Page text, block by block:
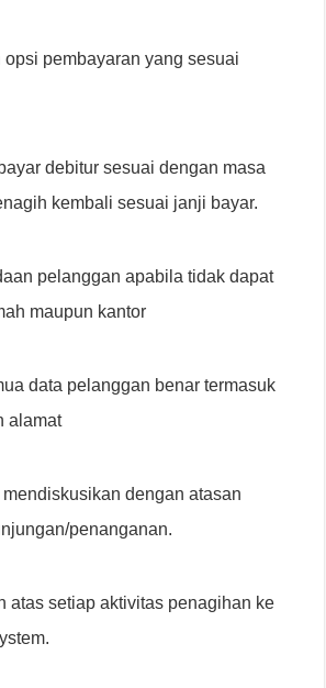
pembayaran yang sesuai
debitur sesuai dengan masa
kembali sesuai janji bayar.
pelanggan apabila tidak dapat
maupun kantor
data pelanggan benar termasuk
alamat
dengan atasan
penanganan.
atas setiap aktivitas penagihan ke